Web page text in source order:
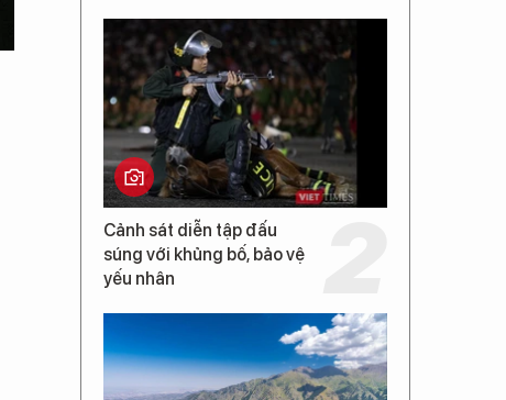
Cảnh sát diễn tập đấu
súng với khủng bố, bảo vệ
yếu nhân